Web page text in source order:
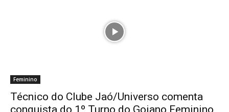
Feminino
Técnico do Clube Jaó/Universo comenta
conquista do 1º Turno do Goiano Feminino